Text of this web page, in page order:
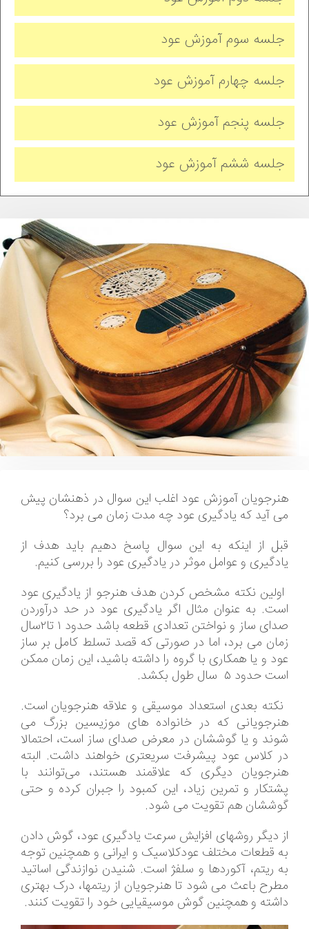
جلسه سوم آموزش عود
جلسه چهارم آموزش عود
جلسه پنجم آموزش عود
جلسه ششم آموزش عود
هنرجویان آموزش عود اغلب این سوال در ذهنشان پیش
می آید که یادگیری عود چه مدت زمان می برد؟
قبل از اینکه به این سوال پاسخ دهیم باید هدف از
یادگیری و عوامل موثر در یادگیری عود را بررسی کنیم.
اولین نکته مشخص کردن هدف هنرجو از یادگیری عود
است. به عنوان مثال اگر یادگیری عود در حد درآوردن
صدای ساز و نواختن تعدادی قطعه باشد حدود ۱ تا۲سال
زمان می برد، اما در صورتی که قصد تسلط کامل بر ساز
عود و یا همکاری با گروه را داشته باشید، این زمان ممکن
است حدود ۵ سال طول بکشد.
نکته بعدی استعداد موسیقی و علاقه هنرجویان است.
هنرجویانی که در خانواده های موزیسین بزرگ می
شوند و یا گوششان در معرض صدای ساز است، احتمالا
در کلاس عود پیشرفت سریعتری خواهند داشت. البته
هنرجویان دیگری که علاقمند هستند، می‌توانند با
پشتکار و تمرین زیاد، این کمبود را جبران کرده و حتی
گوششان هم تقویت می شود.
از دیگر روشهای افزایش سرعت یادگیری عود، گوش دادن
به قطعات مختلف عودکلاسیک و ایرانی و همچنین توجه
به ریتم، آکوردها و سلفژ است. شنیدن نوازندگی اساتید
مطرح باعث می شود تا هنرجویان از ریتمها، درک بهتری
داشته و همچنین گوش موسیقیایی خود را تقویت کنند.